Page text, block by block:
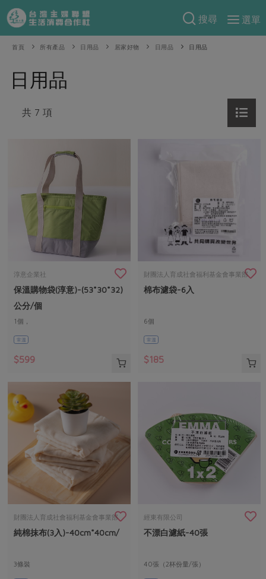
搜尋
選單
產品分類
一籃菜
芽苗類
奶蛋豆・五穀
豆製品
肉品・水產
水畜加工品
調理食材・點心
調味醬料/南北貨 烘焙
居家好物
美妝保養 個人清潔
家庭清潔
日用品
食譜料理
常備菜
蔬食
蛋料理
料理方式
烘焙．點心
醬料
湯品．鍋物
涼拌沙拉
飲品
主題食譜
異國料理
年菜食譜
把最好的台灣味帶回家！
防災用品預購圓滿結束
2026年端午節預購圓滿結束
更多預購活動
傳到心坎裡，誠心又澎派
合作25-經典快閃最後一週
合作25-精選產品第四彈
更多當季產品
主婦聯盟X樂齡網特約優惠案
30%rPET紅烏龍茶
2024農業發展計畫年度報告
更多議題活動
傳到心坎裡，誠心又澎派
觀點文章
主婦食堂 一籃菜真心話
社內大小事
產品故事 生活提案
樂齡生活
廚房瑜伽
關注議題
減硝酸鹽 惜食
減添加物
公益金
更多議題
生活者e週報
綠主張月刊
關於合作社
認識合作社
關於我們
合作社組織
產品檢驗
自主把關
檢驗報告
硝酸鹽檢驗
社員權益
合作社法規
社務專區
選舉專區
媒體報導
重要公告
首頁 所有產品 日用品 居家好物 日用品 日用品
日用品
共 7 項
淳意企業社
保溫購物袋(淳意)-(53*30*32)
公分/個
1個，
尺寸：上長53公分、下長30公分、高32
常溫
$599
財團法人育成社會福利基金會事業部
台北市永明發展中心
棉布濾袋-6入
6個
常溫
$185
財團法人育成社會福利基金會事業部
台北市永明發展中心
純棉抹布(3入)-40cm*40cm/
3條裝
經東有限公司
不漂白濾紙-40張
40張（2杯份量/張）